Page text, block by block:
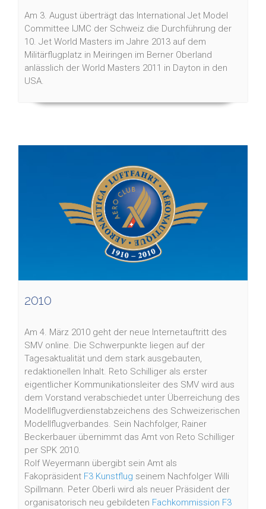
Am 3. August überträgt das International Jet Model
Committee IJMC der Schweiz die Durchführung der
10. Jet World Masters im Jahre 2013 auf dem
Militärflugplatz in Meiringen im Berner Oberland
anlässlich der World Masters 2011 in Dayton in den
USA.
2010
Am 4. März 2010 geht der neue Internetauftritt des
SMV online. Die Schwerpunkte liegen auf der
Tagesaktualität und dem stark ausgebauten,
redaktionellen Inhalt. Reto Schilliger als erster
eigentlicher Kommunikationsleiter des SMV wird aus
dem Vorstand verabschiedet unter Überreichung des
Modellflugverdienstabzeichens des Schweizerischen
Modellflugverbandes. Sein Nachfolger, Rainer
Beckerbauer übernimmt das Amt von Reto Schilliger
per SPK 2010.
Rolf Weyermann übergibt sein Amt als
Fakopräsident F3 Kunstflug seinem Nachfolger Willi
Spillmann. Peter Oberli wird als neuer Präsident der
organisatorisch neu gebildeten Fachkommission F3